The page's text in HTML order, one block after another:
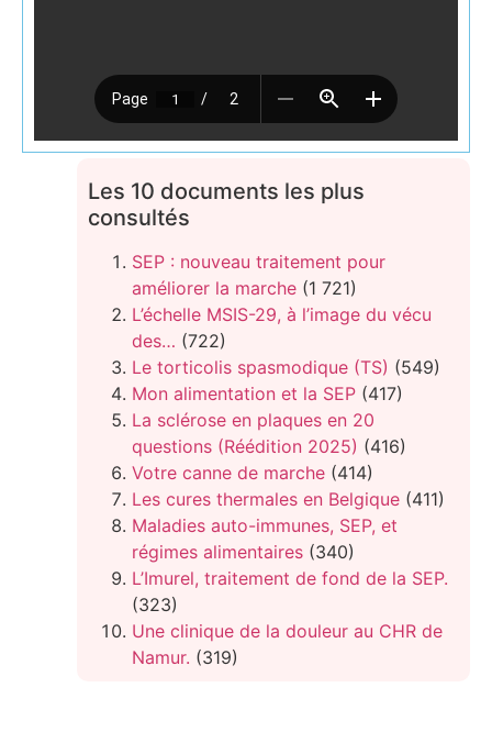
Les 10 documents les plus
consultés
SEP : nouveau traitement pour
améliorer la marche (1 721)
L’échelle MSIS-29, à l’image du vécu
des… (722)
Le torticolis spasmodique (TS) (549)
Mon alimentation et la SEP (417)
La sclérose en plaques en 20
questions (Réédition 2025) (416)
Votre canne de marche (414)
Les cures thermales en Belgique (411)
Maladies auto-immunes, SEP, et
régimes alimentaires (340)
L’Imurel, traitement de fond de la SEP.
(323)
Une clinique de la douleur au CHR de
Namur. (319)